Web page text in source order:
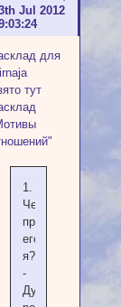
Jul 2012
для
тут
1.
Чем
привлекла
его
я?
-
Духовный